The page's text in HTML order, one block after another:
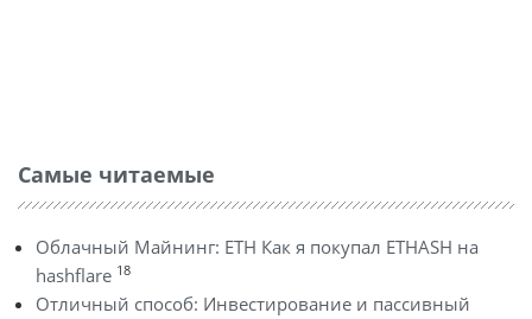
Самые читаемые
Облачный Майнинг: ETH Как я покупал ETHASH на
hashflare 18
Отличный способ: Инвестирование и пассивный